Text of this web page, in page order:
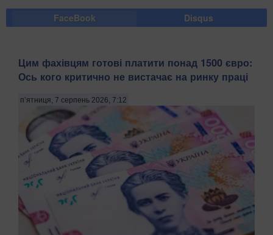
FaceBook Disqus
Цим фахівцям готові платити понад 1500 євро:
Ось кого критично не вистачає на ринку праці
п’ятниця, 7 серпень 2026, 7:12